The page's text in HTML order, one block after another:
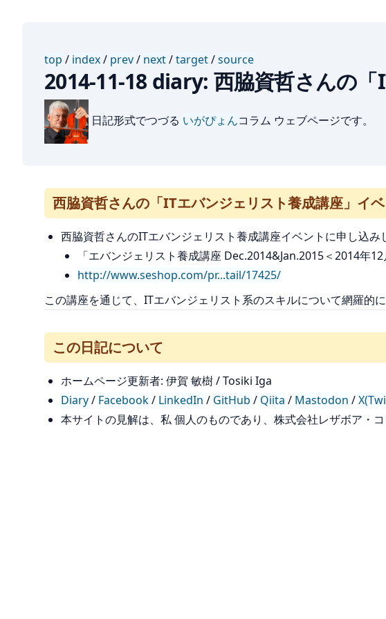
top / index/ prev/ next/target/source
2014-11-18 diary: 西脇資哲さんの
日記形式でつづる いがぴょんコラム ウェブページです。
西脇資哲さんの「ITエバンジェリスト養成講座」イ
西脇資哲さんのITエバンジェリスト養成講座イベントに申し込み
「エバンジェリスト養成講座 Dec.2014&Jan.2015＜2014年12
http://www.seshop.com/pr...tail/17425/
この講座を通じて、ITエバンジェリスト系のスキルについて網羅的
この日記について
ホームページ更新者: 伊賀 敏樹 / Tosiki Iga
Diary/ Facebook/ LinkedIn / GitHub / Qiita / Mastodon /
本サイトの見解は、私 個人のものであり、株式会社レザボア・